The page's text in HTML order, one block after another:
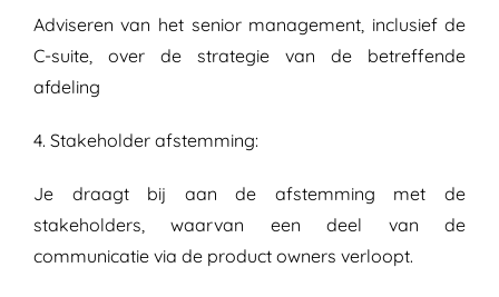
Adviseren van het senior management, inclusief de
C-suite, over de strategie van de betreffende
afdeling
4. Stakeholder afstemming:
Je draagt bij aan de afstemming met de
stakeholders, waarvan een deel van de
communicatie via de product owners verloopt.